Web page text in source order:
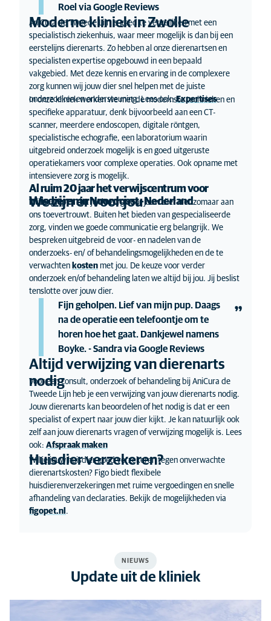
Roel via Google Reviews
Moderne kliniek in Zwolle
AniCura de Tweede Lijn is goed te vergelijken met een
specialistisch ziekenhuis, waar meer mogelijk is dan bij een
eerstelijns dierenarts. Zo hebben al onze dierenartsen en
specialisten expertise opgebouwd in een bepaald
vakgebied. Met deze kennis en ervaring in de complexere
zorg kunnen wij jouw dier snel helpen met de juiste
onderzoeken en ondersteuning. Lees ook:Expertises
In onze kliniek werken we met de modernste technieken en
specifieke apparatuur, denk bijvoorbeeld aan een CT-
scanner, meerdere endoscopen, digitale röntgen,
specialistische echografie, een laboratorium waarin
uitgebreid onderzoek mogelijk is en goed uitgeruste
operatiekamers voor complexe operaties. Ook opname met
intensievere zorg is mogelijk.
Al ruim 20 jaar het verwijscentrum voor
huisdieren in Noordoost -Nederland
We zijn er voor jou
Wij begrijpen dat je de zorg voor jouw dier niet zomaar aan
ons toevertrouwt. Buiten het bieden van gespecialiseerde
zorg, vinden we goede communicatie erg belangrijk. We
bespreken uitgebreid de voor- en nadelen van de
onderzoeks- en/ of behandelingsmogelijkheden en de te
verwachten kosten met jou. De keuze voor verder
onderzoek en/of behandeling laten we altijd bij jou. Jij beslist
tenslotte over jouw dier.
Fijn geholpen. Lief van mijn pup. Daags
na de operatie een telefoontje om te
horen hoe het gaat. Dankjewel namens
Boyke. - Sandra via Google Reviews
Altijd verwijzing van dierenarts
nodig
Voor een consult, onderzoek of behandeling bij AniCura de
Tweede Lijn heb je een verwijzing van jouw dierenarts nodig.
Jouw dierenarts kan beoordelen of het nodig is dat er een
specialist of expert naar jouw dier kijkt. Je kan natuurlijk ook
zelf aan jouw dierenarts vragen of verwijzing mogelijk is. Lees
ook: Afspraak maken
Huisdier verzekeren?
Wil je jouw huisdier goed verzekeren tegen onverwachte
dierenartskosten? Figo biedt flexibele
huisdierenverzekeringen met ruime vergoedingen en snelle
afhandeling van declaraties. Bekijk de mogelijkheden via
figopet.nl .
NIEUWS
Update uit de kliniek